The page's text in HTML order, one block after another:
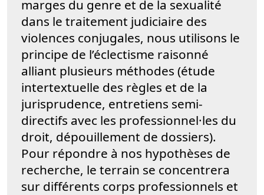
marges du genre et de la sexualité
dans le traitement judiciaire des
violences conjugales, nous utilisons le
principe de l’éclectisme raisonné
alliant plusieurs méthodes (étude
intertextuelle des règles et de la
jurisprudence, entretiens semi-
directifs avec les professionnel·les du
droit, dépouillement de dossiers).
Pour répondre à nos hypothèses de
recherche, le terrain se concentrera
sur différents corps professionnels et